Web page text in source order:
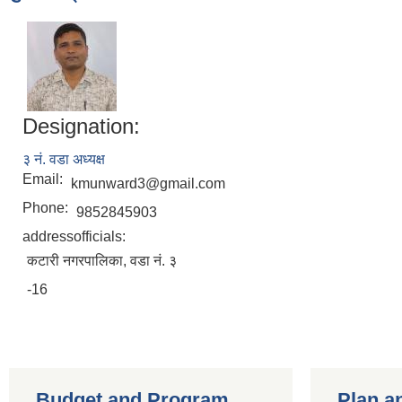
Designation:
३ नं. वडा अध्यक्ष
Email:
kmunward3@gmail.com
Phone: 9852845903
addressofficials:
कटारी नगरपालिका, वडा नं. ३
-16